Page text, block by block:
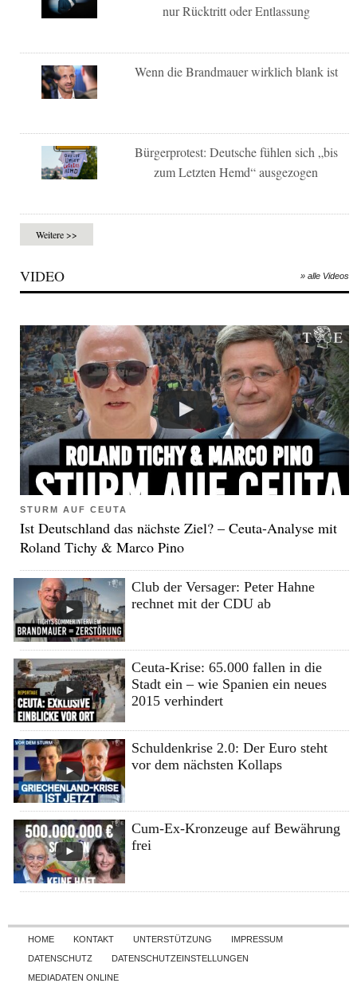
nur Rücktritt oder Entlassung
Wenn die Brandmauer wirklich blank ist
Bürgerprotest: Deutsche fühlen sich „bis
zum Letzten Hemd“ ausgezogen
Weitere >>
VIDEO » alle Videos
STURM AUF CEUTA
Ist Deutschland das nächste Ziel? – Ceuta-Analyse mit
Roland Tichy & Marco Pino
Club der Versager: Peter Hahne
rechnet mit der CDU ab
Ceuta-Krise: 65.000 fallen in die
Stadt ein – wie Spanien ein neues
2015 verhindert
Schuldenkrise 2.0: Der Euro steht
vor dem nächsten Kollaps
Cum-Ex-Kronzeuge auf Bewährung
frei
Skip to content
HOME KONTAKT UNTERSTÜTZUNG
IMPRESSUM
DATENSCHUTZ
DATENSCHUTZEINSTELLUNGEN
MEDIADATEN ONLINE